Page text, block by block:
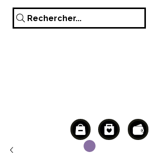
Rechercher...